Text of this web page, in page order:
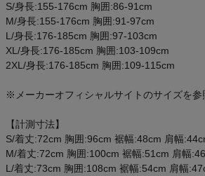
商品レビュー
プロテイン・サプリメントまとめ買い
スタッフコーディネート
スタッフブログ
S/身長:155-176cm 胸囲:86-91cm
M/身長:155-176cm 胸囲:91-97cm
L/身長:176-185cm 胸囲:97-103cm
XL/身長:176-185cm 胸囲:103-109cm
2XL/身長:176-185cm 胸囲:109-115cm
※メーカーオフィシャルサイトのサイズを参
【計測寸法】
S/着丈:72cm 胸囲:96cm 裾幅:48cm 肩幅
M/着丈:72cm 胸囲:100cm 裾幅:51cm 肩幅
L/着丈:73cm 胸囲:108cm 裾幅:54cm 肩幅